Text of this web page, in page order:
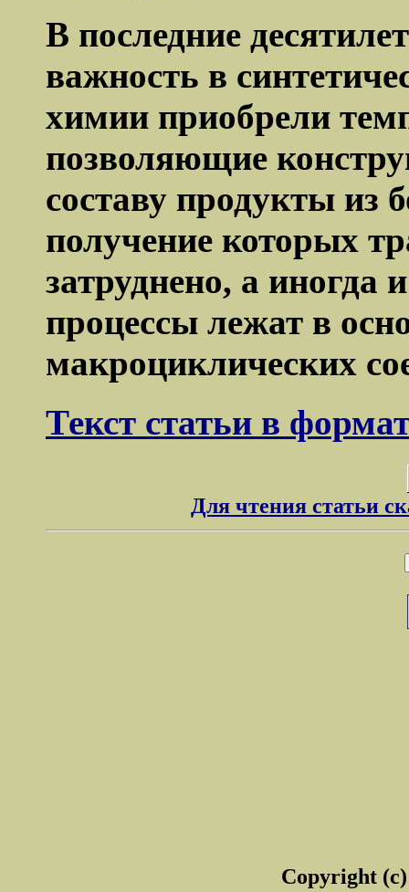
В последние
важность в
химии приобрели
позволяющие
составу продукты из
получение которых
затруднено, а иногда
процессы лежат в
макроциклических
Текст статьи в
Для чтения статьи
Copyright